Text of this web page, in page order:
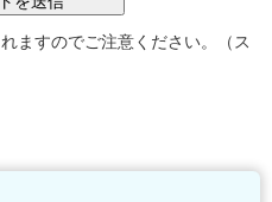
ますのでご注意ください。（ス